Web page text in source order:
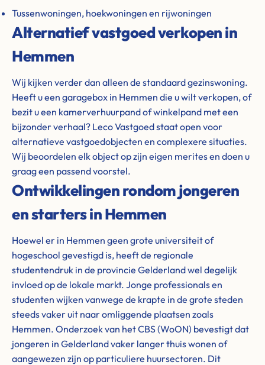
Tussenwoningen, hoekwoningen en rijwoningen
Alternatief vastgoed verkopen in
Hemmen
Wij kijken verder dan alleen de standaard gezinswoning.
Heeft u een garagebox in Hemmen die u wilt verkopen, of
bezit u een kamerverhuurpand of winkelpand met een
bijzonder verhaal? Leco Vastgoed staat open voor
alternatieve vastgoedobjecten en complexere situaties.
Wij beoordelen elk object op zijn eigen merites en doen u
graag een passend voorstel.
Ontwikkelingen rondom jongeren
en starters in Hemmen
Hoewel er in Hemmen geen grote universiteit of
hogeschool gevestigd is, heeft de regionale
studentendruk in de provincie Gelderland wel degelijk
invloed op de lokale markt. Jonge professionals en
studenten wijken vanwege de krapte in de grote steden
steeds vaker uit naar omliggende plaatsen zoals
Hemmen. Onderzoek van het CBS (WoON) bevestigt dat
jongeren in Gelderland vaker langer thuis wonen of
aangewezen zijn op particuliere huursectoren. Dit